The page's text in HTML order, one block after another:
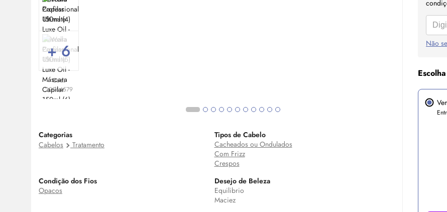
Não
+ 6
Cod:
20064579
Categorias
Cabelos
Tratamento
Tipos de Cabelo
Cacheados ou Ondulados
Com Frizz
Crespos
Condição dos Fios
Opacos
Desejo de Beleza
Equilibrio
Maciez